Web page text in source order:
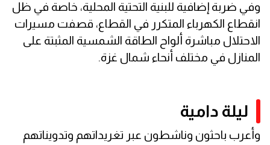
وفي ضربة إضافية للبنية التحتية المحلية، خاصة في ظل
انقطاع الكهرباء المتكرر في القطاع، قصفت مسيرات
الاحتلال مباشرة ألواح الطاقة الشمسية المثبتة على
المنازل في مختلف أنحاء شمال غزة.
ليلة دامية
وأعرب باحثون وناشطون عبر تغريداتهم وتدويناتهم